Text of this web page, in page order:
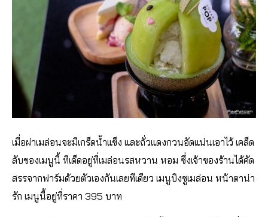
เมื่อผ่าเมล่อนจะมีเกร็ดน้ำแข็ง และถั่วแดงกวนอัดแน่นเอาไว้ เคล็ด
ลับของเมนูนี้ ทีเด็ดอยู่ที่เมล่อนรสหวาน หอม ซึ่งเจ้าของร้านได้คัด
สรรจากฟาร์มด้วยตัวเองกันเลยทีเดียว เมนูบิงซูเมล่อน หน้าตาน่า
รัก เมนูนี้อยู่ที่ราคา 395 บาท